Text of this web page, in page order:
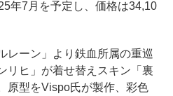
年7月を予定し、価格は34,10
ーン」より鉄血所属の重巡
リヒ」が着せ替えスキン「裏
原型をVispo氏が製作、彩色